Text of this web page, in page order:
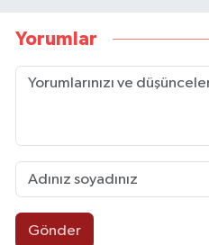
Yorumlar
Gönder